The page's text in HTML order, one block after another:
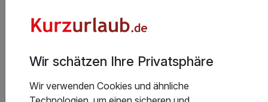
dem „Café Eismeer“. Dort bereiten wir dann auch täglich,
das leckere Frühstücksbuffet für Sie vor.
Check-in ist ab 15 Uhr möglich und Check-out bis 10:30
Uhr. Sollte Ihre Anreise nach 18:00 Uhr erfolgen, freuen
wir uns über eine kurze Nachricht.
Wir schätzen Ihre Privatsphäre
Wir verwenden Cookies und ähnliche